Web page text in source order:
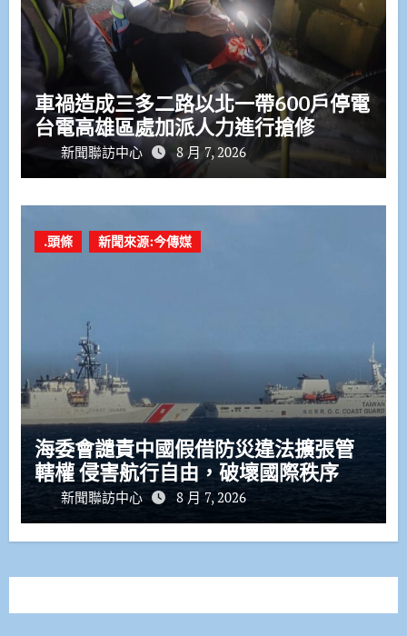
車禍造成三多二路以北一帶600戶停電
台電高雄區處加派人力進行搶修
新聞聯訪中心 8 月 7, 2026
.頭條 新聞來源:今傳媒
海委會譴責中國假借防災違法擴張管
轄權 侵害航行自由，破壞國際秩序
新聞聯訪中心 8 月 7, 2026